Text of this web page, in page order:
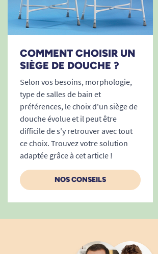
COMMENT CHOISIR UN
SIÈGE DE DOUCHE ?
Selon vos besoins, morphologie,
type de salles de bain et
préférences, le choix d'un siège de
douche évolue et il peut être
difficile de s'y retrouver avec tout
ce choix. Trouvez votre solution
adaptée grâce à cet article !
NOS CONSEILS